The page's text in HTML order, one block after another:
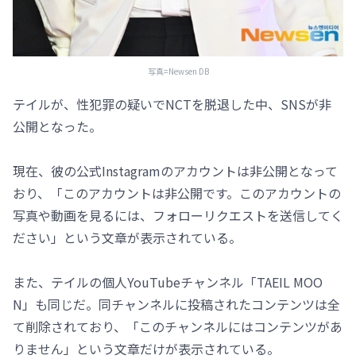
写真=Newsen DB
テイルが、性犯罪の疑いでNCTを脱退した中、SNSが非
公開となった。
現在、彼の公式Instagramのアカウントは非公開となって
おり、「このアカウントは非公開です。このアカウントの
写真や動画を見るには、フォローリクエストを送信してく
ださい」という文章が表示されている。
また、テイルの個人YouTubeチャンネル「TAEIL MOO
N」も同じだ。同チャンネルに投稿されたコンテンツは全
て削除されており、「このチャンネルにはコンテンツがあ
りません」という文章だけが表示されている。